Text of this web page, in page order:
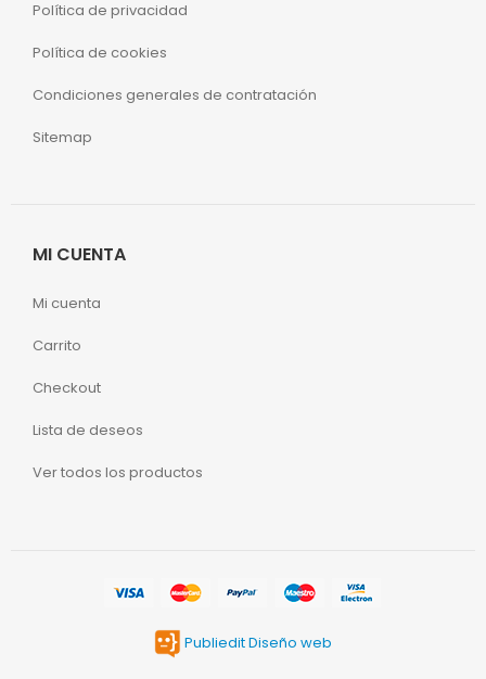
Política de privacidad
Política de cookies
Condiciones generales de contratación
Sitemap
MI CUENTA
Mi cuenta
Carrito
Checkout
Lista de deseos
Ver todos los productos
Publiedit Diseño web